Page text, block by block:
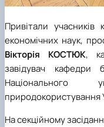
Привітали учасників
економічних наук,
Вікторія КОСТЮК,
завідувач кафедри
Національного
природокористування
На секційному